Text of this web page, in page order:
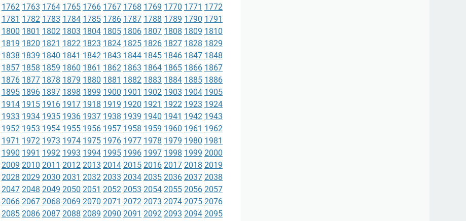
1762 1763 1764 1765 1766 1767 1768 1769 1770 1771 1772
1781 1782 1783 1784 1785 1786 1787 1788 1789 1790 1791
1800 1801 1802 1803 1804 1805 1806 1807 1808 1809 1810
1819 1820 1821 1822 1823 1824 1825 1826 1827 1828 1829
1838 1839 1840 1841 1842 1843 1844 1845 1846 1847 1848
1857 1858 1859 1860 1861 1862 1863 1864 1865 1866 1867
1876 1877 1878 1879 1880 1881 1882 1883 1884 1885 1886
1895 1896 1897 1898 1899 1900 1901 1902 1903 1904 1905
1914 1915 1916 1917 1918 1919 1920 1921 1922 1923 1924
1933 1934 1935 1936 1937 1938 1939 1940 1941 1942 1943
1952 1953 1954 1955 1956 1957 1958 1959 1960 1961 1962
1971 1972 1973 1974 1975 1976 1977 1978 1979 1980 1981
1990 1991 1992 1993 1994 1995 1996 1997 1998 1999 2000
2009 2010 2011 2012 2013 2014 2015 2016 2017 2018 2019
2028 2029 2030 2031 2032 2033 2034 2035 2036 2037 2038
2047 2048 2049 2050 2051 2052 2053 2054 2055 2056 2057
2066 2067 2068 2069 2070 2071 2072 2073 2074 2075 2076
2085 2086 2087 2088 2089 2090 2091 2092 2093 2094 2095